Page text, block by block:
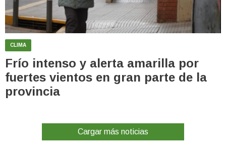
CLIMA
Frío intenso y alerta amarilla por
fuertes vientos en gran parte de la
provincia
Cargar más noticias